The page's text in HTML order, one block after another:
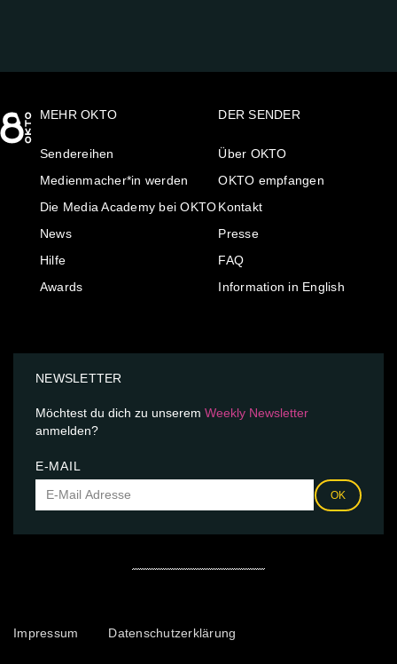
MEHR OKTO
Sendereihen
Medienmacher*in werden
Die Media Academy bei OKTO
News
Hilfe
Awards
DER SENDER
Über OKTO
OKTO empfangen
Kontakt
Presse
FAQ
Information in English
NEWSLETTER
Möchtest du dich zu unserem Weekly Newsletter
anmelden?
E-MAIL
OK
Impressum Datenschutzerklärung